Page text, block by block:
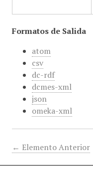
Formatos de Salida
atom
csv
dc-rdf
dcmes-xml
json
omeka-xml
← Elemento Anterior